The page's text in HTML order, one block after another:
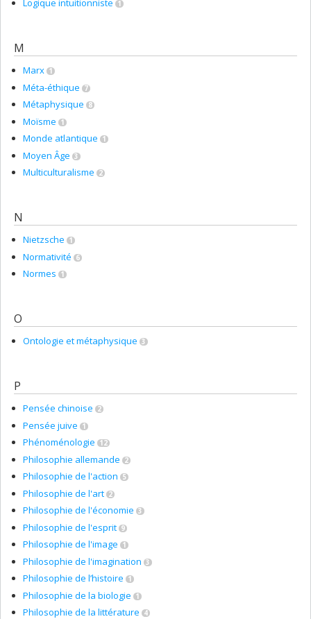
Logique intuitionniste 1
M
Marx 1
Méta-éthique 7
Métaphysique 8
Moïsme 1
Monde atlantique 1
Moyen Âge 3
Multiculturalisme 2
N
Nietzsche 1
Normativité 6
Normes 1
O
Ontologie et métaphysique 3
P
Pensée chinoise 2
Pensée juive 1
Phénoménologie 12
Philosophie allemande 2
Philosophie de l'action 5
Philosophie de l'art 2
Philosophie de l'économie 3
Philosophie de l'esprit 9
Philosophie de l'image 1
Philosophie de l'imagination 3
Philosophie de l’histoire 1
Philosophie de la biologie 1
Philosophie de la littérature 4